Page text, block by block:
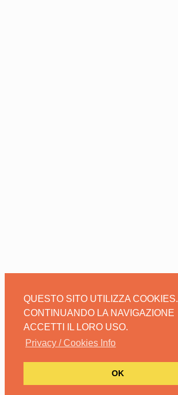
QUESTO SITO UTILIZZA COOKIES.
CONTINUANDO LA NAVIGAZIONE
ACCETTI IL LORO USO.
Privacy / Cookies Info
OK